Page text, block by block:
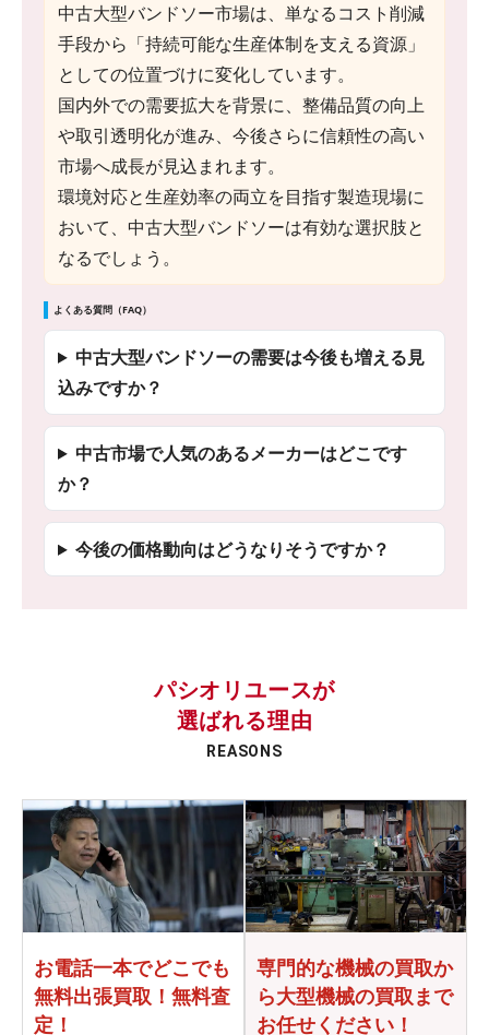
中古大型バンドソー市場は、単なるコスト削減
手段から「持続可能な生産体制を支える資源」
としての位置づけに変化しています。
国内外での需要拡大を背景に、整備品質の向上
や取引透明化が進み、今後さらに信頼性の高い
市場へ成長が見込まれます。
環境対応と生産効率の両立を目指す製造現場に
おいて、中古大型バンドソーは有効な選択肢と
なるでしょう。
よくある質問（FAQ）
中古大型バンドソーの需要は今後も増える見
込みですか？
中古市場で人気のあるメーカーはどこです
か？
今後の価格動向はどうなりそうですか？
パシオリユースが
選ばれる理由
REASONS
お電話一本でどこでも
無料出張買取！無料査
定！
専門的な機械の買取か
ら大型機械の買取まで
お任せください！